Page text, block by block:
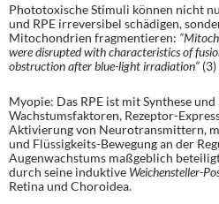
Phototoxische Stimuli können nicht
und RPE irreversibel schädigen,
Mitochondrien fragmentieren:
were disrupted with characteristics of
obstruction after blue-light irradiation“ (3)
Myopie: Das RPE ist mit Synthese
Wachstumsfaktoren, Rezeptor-
Aktivierung von Neurotransmittern,
und Flüssigkeits-Bewegung an der
Augenwachstums maßgeblich
durch seine induktive Weichensteller-
Retina und Choroidea.